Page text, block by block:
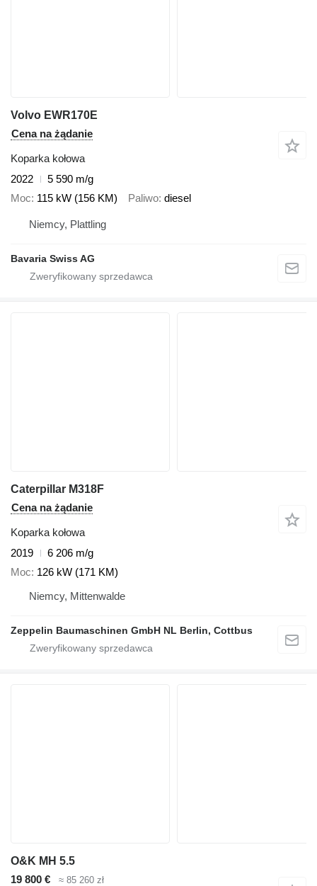
Volvo EWR170E
Cena na żądanie
Koparka kołowa
2022
5 590 m/g
Moc 115 kW (156 KM) Paliwo diesel
Niemcy, Plattling
Bavaria Swiss AG
Caterpillar M318F
Cena na żądanie
Koparka kołowa
2019
6 206 m/g
Moc 126 kW (171 KM)
Niemcy, Mittenwalde
Zeppelin Baumaschinen GmbH NL Berlin, Cottbus
O&K MH 5.5
19 800 €
≈ 85 260 zł